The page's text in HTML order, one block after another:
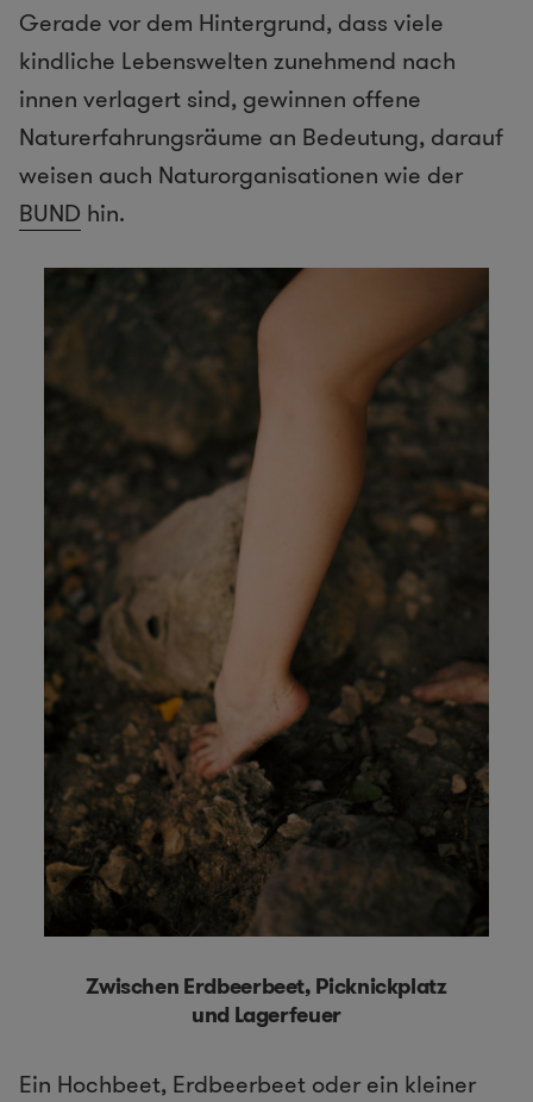
Gerade vor dem Hintergrund, dass viele
kindliche Lebenswelten zunehmend nach
innen verlagert sind, gewinnen offene
Naturerfahrungsräume an Bedeutung, darauf
weisen auch Naturorganisationen wie der
BUND hin.
Zwischen Erdbeerbeet, Picknickplatz
und Lagerfeuer
Ein Hochbeet, Erdbeerbeet oder ein kleiner